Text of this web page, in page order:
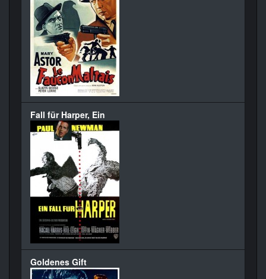
Fall für Harper, Ein
Goldenes Gift